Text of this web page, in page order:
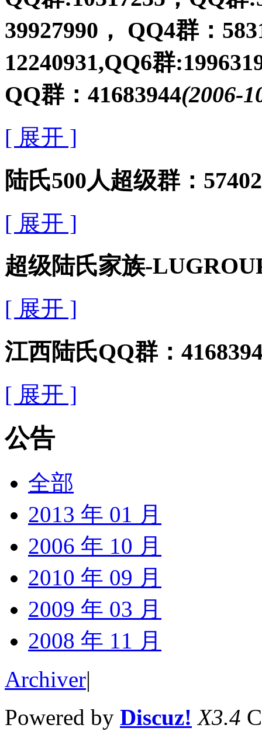
39927990， QQ4群：
12240931,QQ6群
QQ群：41683944(2006-
[ 展开 ]
陆氏500人超级群：
[ 展开 ]
超级陆氏家族-
[ 展开 ]
江西陆氏QQ群：
[ 展开 ]
公告
全部
2013 年 01 月
2006 年 10 月
2010 年 09 月
2009 年 03 月
2008 年 11 月
Archiver|
Powered by Discuz! X3.4